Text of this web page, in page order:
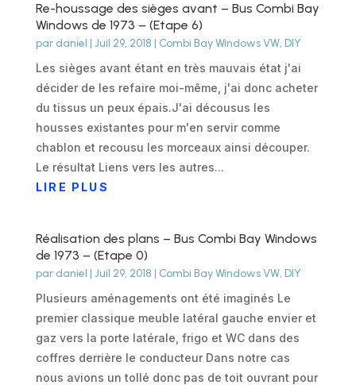
Re-houssage des sièges avant – Bus Combi Bay
Windows de 1973 – (Etape 6)
par daniel | Juil 29, 2018 | Combi Bay Windows VW, DIY
Les sièges avant étant en très mauvais état j'ai
décider de les refaire moi-même, j'ai donc acheter
du tissus un peux épais.J'ai décousus les
housses existantes pour m'en servir comme
chablon et recousu les morceaux ainsi découper.
Le résultat Liens vers les autres...
LIRE PLUS
Réalisation des plans – Bus Combi Bay Windows
de 1973 – (Etape 0)
par daniel | Juil 29, 2018 | Combi Bay Windows VW, DIY
Plusieurs aménagements ont été imaginés Le
premier classique meuble latéral gauche envier et
gaz vers la porte latérale, frigo et WC dans des
coffres derrière le conducteur Dans notre cas
nous avions un tollé donc pas de toit ouvrant pour